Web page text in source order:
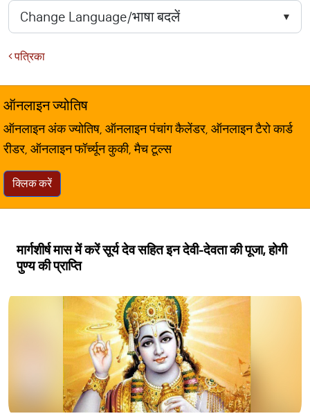
पत्रिका
ऑनलाइन ज्योतिष
ऑनलाइन अंक ज्योतिष, ऑनलाइन पंचांग कैलेंडर, ऑनलाइन टैरो कार्ड
रीडर, ऑनलाइन फॉर्च्यून कुकी, मैच टूल्स
क्लिक करें
मार्गशीर्ष मास में करें सूर्य देव सहित इन देवी-देवता की पूजा, होगी
पुण्य की प्राप्ति